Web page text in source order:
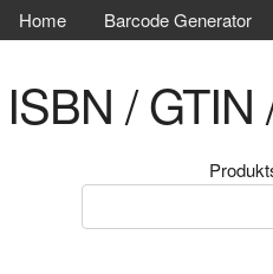
Home Barcode Generator
ISBN /